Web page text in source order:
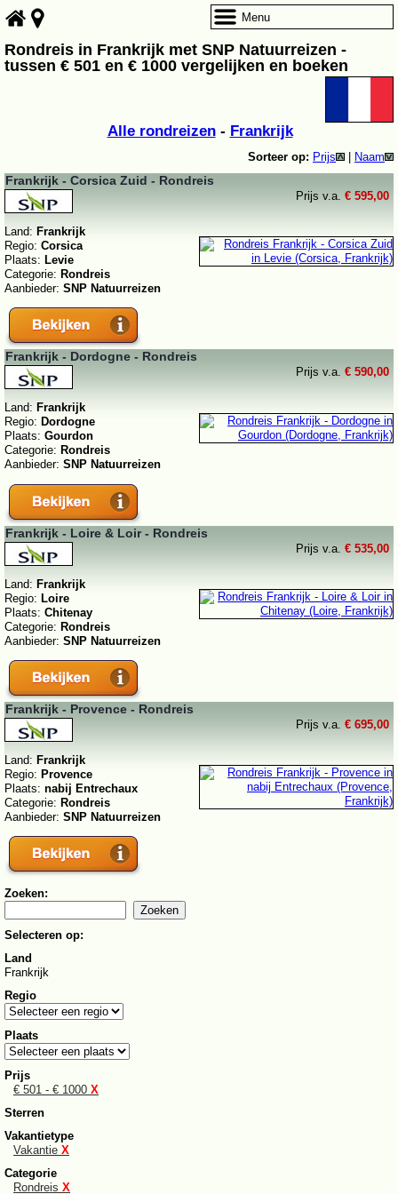
Rondreis in Frankrijk met SNP Natuurreizen -
tussen € 501 en € 1000 vergelijken en boeken
Alle rondreizen- Frankrijk
Sorteer op: Prijs Naam
Frankrijk - Corsica Zuid - Rondreis
Prijs v.a. € 595,00
Land: Frankrijk
Regio: Corsica
Plaats: Levie
Categorie: Rondreis
Aanbieder: SNP Natuurreizen
Frankrijk - Dordogne - Rondreis
Prijs v.a. € 590,00
Land: Frankrijk
Regio: Dordogne
Plaats: Gourdon
Categorie: Rondreis
Aanbieder: SNP Natuurreizen
Frankrijk - Loire & Loir - Rondreis
Prijs v.a. € 535,00
Land: Frankrijk
Regio: Loire
Plaats: Chitenay
Categorie: Rondreis
Aanbieder: SNP Natuurreizen
Frankrijk - Provence - Rondreis
Prijs v.a. € 695,00
Land: Frankrijk
Regio: Provence
Plaats: nabij Entrechaux
Categorie: Rondreis
Aanbieder: SNP Natuurreizen
Zoeken:
Selecteren op:
Land
Frankrijk
Regio
Plaats
Prijs
€ 501 - € 1000 X
Sterren
Vakantietype
Vakantie X
Categorie
Rondreis X
Menu